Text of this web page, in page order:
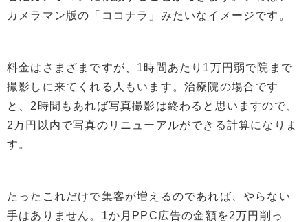
カメラマン版の「ココナラ」みたいなイメージです。
料金はさまざまですが、1時間あたり1万円弱で院まで
撮影しに来てくれる人もいます。治療院の場合です
と、2時間もあれば写真撮影は終わると思いますので、
2万円以内で写真のリニューアルができる計算になりま
す。
たったこれだけで集客が増えるのであれば、やらない
手はありません。1か月PPC広告の金額を2万円削っ